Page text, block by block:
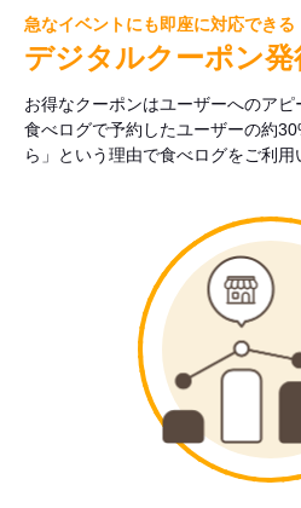
急なイベントにも即座に対応できる
デジタルクーポン発
お得なクーポンはユーザーへのアピ
食べログで予約したユーザーの約
ら」という理由で食べログをご利用